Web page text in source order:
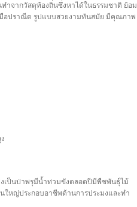
จากวัสดุท้องถิ่นซึ่งหาได้ในธรรมชาติ ย้อม
อปราณีต รูปแบบสวยงามทันสมัย มีคุณภาพ
เป็นป่าพรุมีน้ำท่วมขังตลอดปีมีพืชพันธุ์ไม้
หญ่ประกอบอาชีพด้านการประมงและทำ